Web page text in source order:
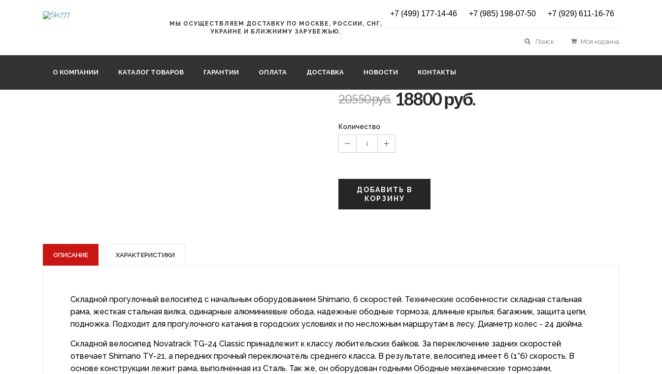
МЫ ОСУЩЕСТВЛЯЕМ ДОСТАВКУ ПО МОСКВЕ, РОССИИ, СНГ,
УКРАИНЕ И БЛИЖНИМУ ЗАРУБЕЖЬЮ.
+7 (499) 177-14-46 +7 (985) 198-07-50 +7 (929) 611-16-76
Поиск Моя корзина
О КОМПАНИИ КАТАЛОГ ТОВАРОВ ГАРАНТИИ ОПЛАТА ДОСТАВКА НОВОСТИ КОНТАКТЫ
СКЛАДНОЙ Велосипед Novatrack TG-
24
24FTG6SV.BK20
20550 руб. 18800 руб.
Количество
1
ДОБАВИТЬ В
КОРЗИНУ
ОПИСАНИЕ ХАРАКТЕРИСТИКИ
Складной прогулочный велосипед с начальным оборудованием Shimano, 6 скоростей. Технические особенности: складная стальная
рама, жесткая стальная вилка, одинарные алюминиевые обода, надежные ободные тормоза, длинные крылья, багажник, защита цепи,
подножка. Подходит для прогулочного катания в городских условиях и по несложным маршрутам в лесу. Диаметр колес - 24 дюйма.
Складной велосипед Novatrack TG-24 Classic принадлежит к классу любительских байков. За переключение задних скоростей
отвечает Shimano TY-21, а передних прочный переключатель среднего класса. В результате, велосипед имеет 6 (1*6) скорость. В
основе конструкции лежит рама, выполненная из Сталь. Так же, он оборудован годными Ободные механические тормозами,